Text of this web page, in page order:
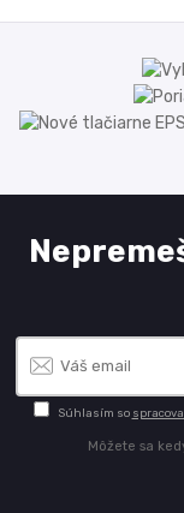
Súhlasím so
Môžete sa